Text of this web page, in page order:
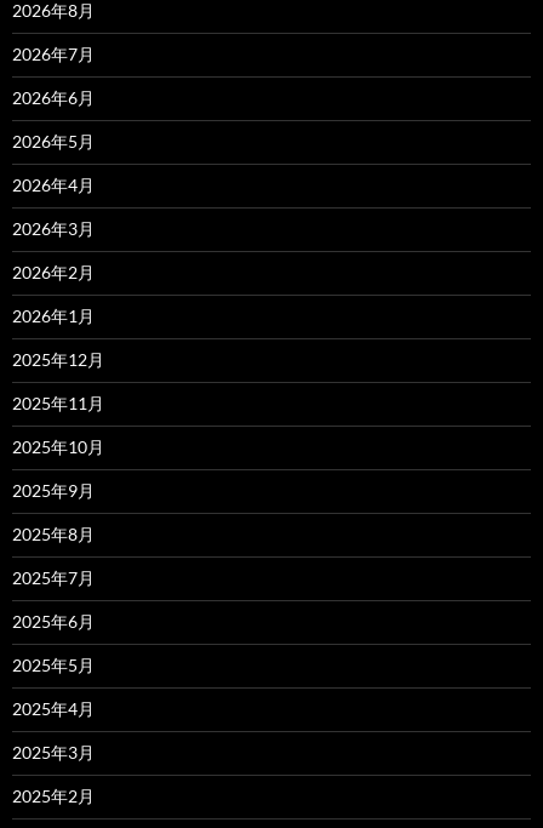
2026年8月
2026年7月
2026年6月
2026年5月
2026年4月
2026年3月
2026年2月
2026年1月
2025年12月
2025年11月
2025年10月
2025年9月
2025年8月
2025年7月
2025年6月
2025年5月
2025年4月
2025年3月
2025年2月